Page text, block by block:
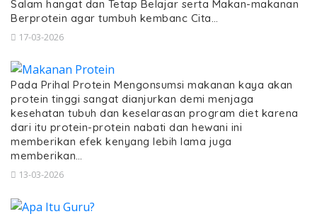
Salam hangat dan Tetap Belajar serta Makan-makanan
Berprotein agar tumbuh kembanc Cita…
17-03-2026
Pada Prihal Protein Mengonsumsi makanan kaya akan
protein tinggi sangat dianjurkan demi menjaga
kesehatan tubuh dan keselarasan program diet karena
dari itu protein-protein nabati dan hewani ini
memberikan efek kenyang lebih lama juga
memberikan…
13-03-2026